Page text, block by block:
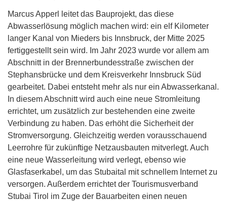
Marcus Apperl leitet das Bauprojekt, das diese
Abwasserlösung möglich machen wird: ein elf Kilometer
langer Kanal von Mieders bis Innsbruck, der Mitte 2025
fertiggestellt sein wird. Im Jahr 2023 wurde vor allem am
Abschnitt in der Brennerbundesstraße zwischen der
Stephansbrücke und dem Kreisverkehr Innsbruck Süd
gearbeitet. Dabei entsteht mehr als nur ein Abwasserkanal.
In diesem Abschnitt wird auch eine neue Stromleitung
errichtet, um zusätzlich zur bestehenden eine zweite
Verbindung zu haben. Das erhöht die Sicherheit der
Stromversorgung. Gleichzeitig werden vorausschauend
Leerrohre für zukünftige Netzausbauten mitverlegt. Auch
eine neue Wasserleitung wird verlegt, ebenso wie
Glasfaserkabel, um das Stubaital mit schnellem Internet zu
versorgen. Außerdem errichtet der Tourismusverband
Stubai Tirol im Zuge der Bauarbeiten einen neuen